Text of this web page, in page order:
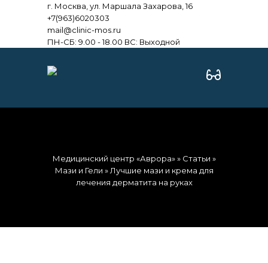
г. Москва, ул. Маршала Захарова, 16
+7(963)6020303
mail@clinic-mos.ru
ПН-СБ: 9.00 - 18.00 ВС: Выходной
Медицинский центр «Аврора»» Статьи »
Мази и Гели » Лучшие мази и крема для
лечения дерматита на руках